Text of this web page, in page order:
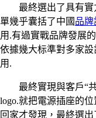
最終選出了具有實
單幾乎囊括了中國 品牌
用.有過實戰品牌發展
依據幾大标準對多家設
用.
最終實現與客戶“共
logo.就把電源插座的位
回家才發現，最終選